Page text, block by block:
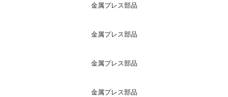
金属プレス部品
金属プレス部品
金属プレス部品
金属プレス部品